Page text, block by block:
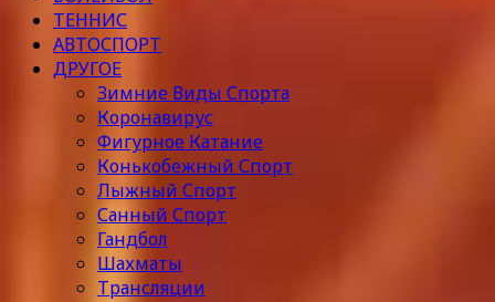
ТЕННИС
АВТОСПОРТ
ДРУГОЕ
Зимние Виды Спорта
Коронавирус
Фигурное Катание
Конькобежный Спорт
Лыжный Спорт
Санный Спорт
Гандбол
Шахматы
Трансляции